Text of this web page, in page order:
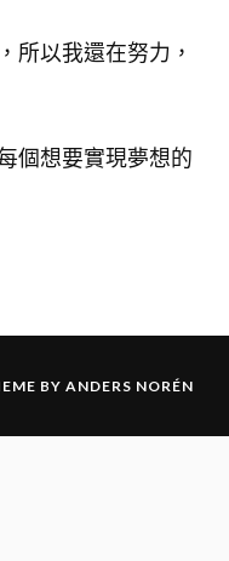
所以我還在努力，
個想要實現夢想的
BY ANDERS NORÉN